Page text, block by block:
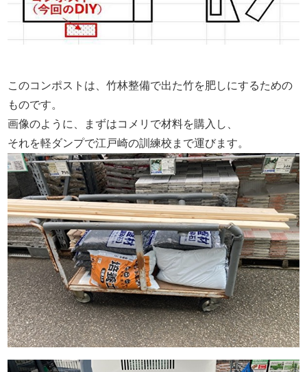
このコンポストは、竹林整備で出た竹を肥しにするための
ものです。
画像のように、まずはコメリで材料を購入し、
それを軽ダンプで江戸崎の訓練校まで運びます。